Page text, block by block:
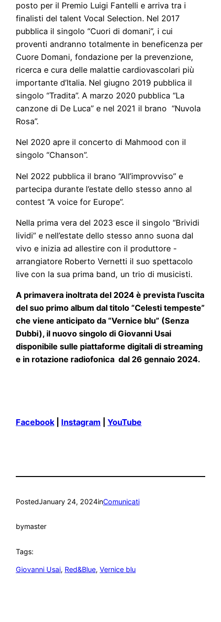
posto per il Premio Luigi Fantelli e arriva tra i
finalisti del talent Vocal Selection. Nel 2017
pubblica il singolo “Cuori di domani”, i cui
proventi andranno totalmente in beneficenza per
Cuore Domani, fondazione per la prevenzione,
ricerca e cura delle malattie cardiovascolari più
importante d’Italia. Nel giugno 2019 pubblica il
singolo “Tradita”. A marzo 2020 pubblica “La
canzone di De Luca” e nel 2021 il brano “Nuvola
Rosa”.
Nel 2020 apre il concerto di Mahmood con il
singolo “Chanson”.
Nel 2022 pubblica il brano “All’improvviso” e
partecipa durante l’estate dello stesso anno al
contest “A voice for Europe”.
Nella prima vera del 2023 esce il singolo “Brividi
lividi” e nell’estate dello stesso anno suona dal
vivo e inizia ad allestire con il produttore -
arrangiatore Roberto Vernetti il suo spettacolo
live con la sua prima band, un trio di musicisti.
A primavera inoltrata del 2024 è prevista l’uscita
del suo primo album dal titolo “Celesti tempeste”
che viene anticipato da “Vernice blu” (Senza
Dubbi), il nuovo singolo di Giovanni Usai
disponibile sulle piattaforme digitali di streaming
e in rotazione radiofonica dal 26 gennaio 2024.
Facebook| Instagram YouTube
PostedJanuary 24, 2024inComunicati
bymaster
Tags:
Giovanni Usai, Red&Blue, Vernice blu